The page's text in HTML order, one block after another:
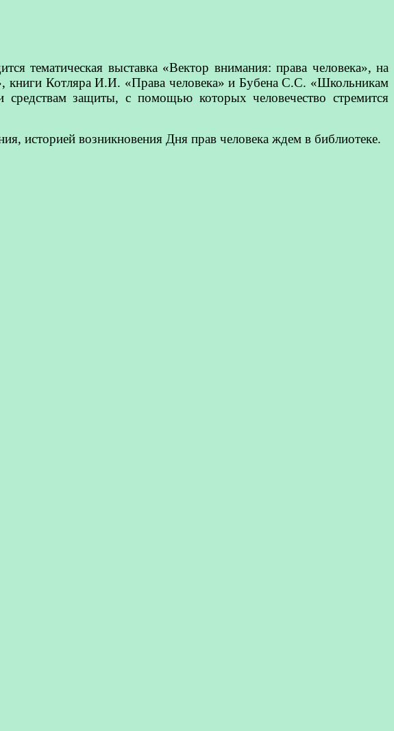
тематическая выставка «Вектор внимания: права человека», на
книги Котляра И.И. «Права человека» и Бубена С.С. «Школьникам
защиты, с помощью которых человечество стремится
историей возникновения Дня прав человека ждем в библиотеке.